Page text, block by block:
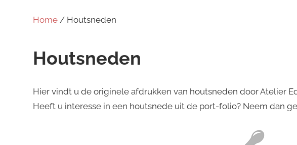
Home/ Houtsneden
Houtsneden
Hier vindt u de originele afdrukken van houtsneden door Atelier
Heeft u interesse in een houtsnede uit de port-folio? Neem dan